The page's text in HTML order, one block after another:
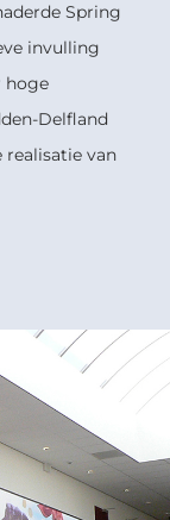
Spring
invulling
hoge
Delfland
realisatie van